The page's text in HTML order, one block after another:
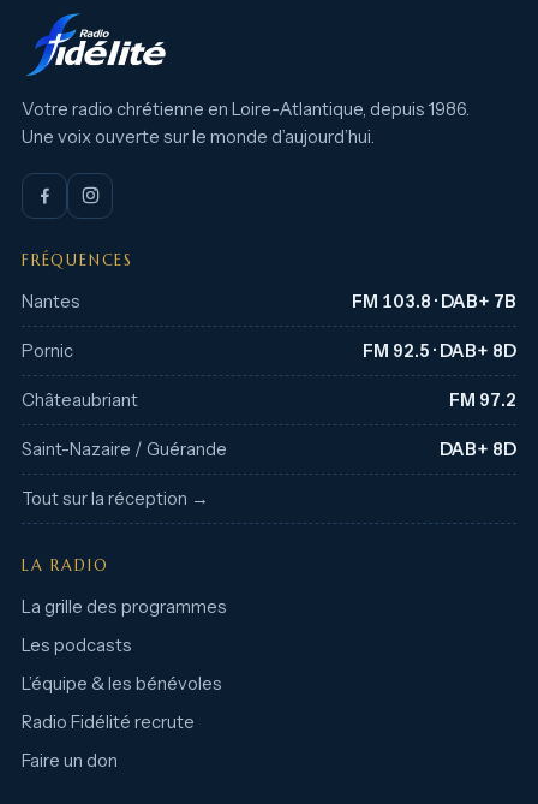
Votre radio chrétienne en Loire-Atlantique, depuis 1986.
Une voix ouverte sur le monde d’aujourd’hui.
FRÉQUENCES
Nantes FM 103.8 · DAB+ 7B
Pornic FM 92.5 · DAB+ 8D
Châteaubriant FM 97.2
Saint-Nazaire / Guérande DAB+ 8D
Tout sur la réception →
LA RADIO
La grille des programmes
Les podcasts
L’équipe & les bénévoles
Radio Fidélité recrute
Faire un don